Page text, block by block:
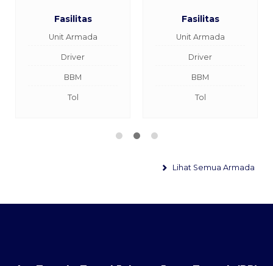
Fasilitas
Unit Armada
Driver
BBM
Tol
Fasilitas
Unit Armada
Driver
BBM
Tol
Lihat Semua Armada